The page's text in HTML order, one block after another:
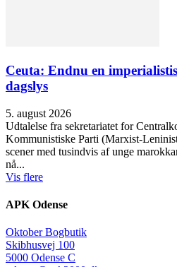
Ceuta: Endnu en
dagslys
5. august 2026
Udtalelse fra sekretariatet for
Kommunistiske Parti (Marxist-
scener med tusindvis af unge
nå...
Vis flere
APK Odense
Oktober Bogbutik
Skibhusvej 100
5000 Odense C